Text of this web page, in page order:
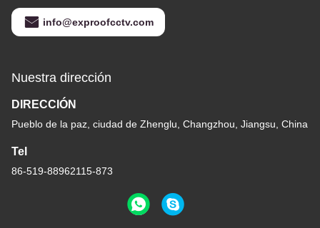
info@exproofcctv.com
Nuestra dirección
DIRECCIÓN
Pueblo de la paz, ciudad de Zhenglu, Changzhou, Jiangsu, China
Tel
86-519-88962115-873